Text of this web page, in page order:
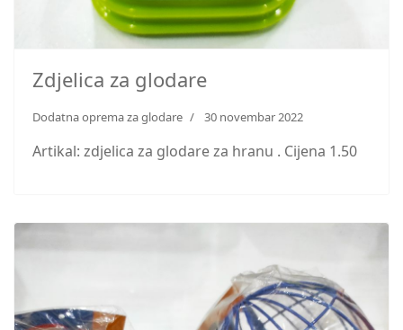
Zdjelica za glodare
Dodatna oprema za glodare 30 novembar 2022
Artikal: zdjelica za glodare za hranu . Cijena 1.50